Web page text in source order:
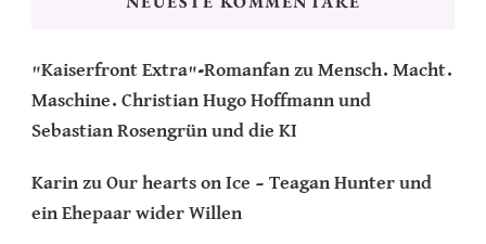
"Kaiserfront Extra"-Romanfan zu Mensch. Macht.
Maschine. Christian Hugo Hoffmann und
Sebastian Rosengrün und die KI
Karin zu Our hearts on Ice – Teagan Hunter und
ein Ehepaar wider Willen